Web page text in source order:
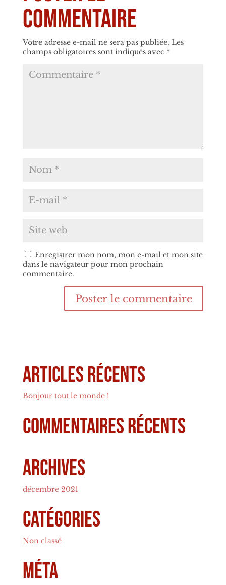
commentaire
Votre adresse e-mail ne sera pas publiée. Les
champs obligatoires sont indiqués avec *
Enregistrer mon nom, mon e-mail et mon site
dans le navigateur pour mon prochain
commentaire.
Articles récents
Bonjour tout le monde !
Commentaires récents
Archives
décembre 2021
Catégories
Non classé
Méta